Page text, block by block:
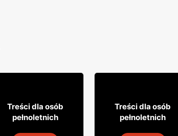
579
Treści dla osób
pełnoletnich
19 99
Treści dla osób
pełnoletnich